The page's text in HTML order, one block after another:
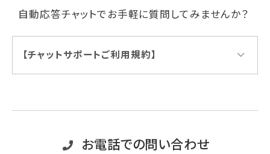
自動応答チャットでお手軽に質問してみませんか？
【チャットサポートご利用規約】
お電話での問い合わせ